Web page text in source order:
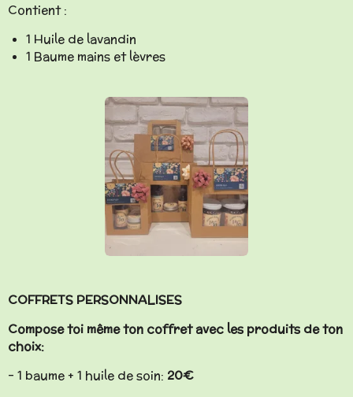
Contient :
1 Huile de lavandin
1 Baume mains et lèvres
COFFRETS PERSONNALISES
Compose toi même ton coffret avec les produits de ton
choix:
- 1 baume + 1 huile de soin: 20€